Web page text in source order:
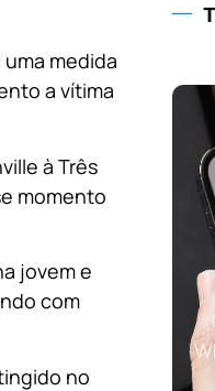
uma medida
a vítima
à Três
momento
jovem e
com
no